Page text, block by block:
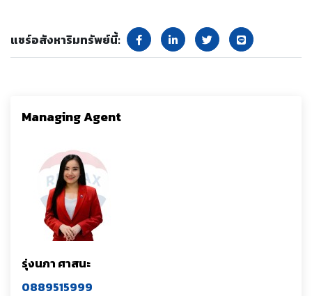
แชร์อสังหาริมทรัพย์นี้:
Managing Agent
รุ่งนภา ศาสนะ
0889515999